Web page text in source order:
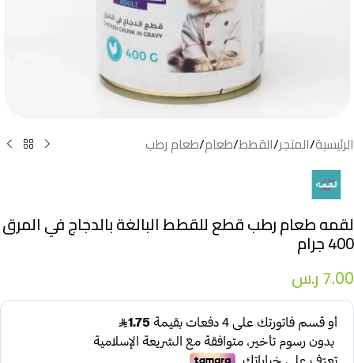
الرئيسية/المتجر/القطط/طعام/طعام رطب
لقمه طعام رطب قطع للقطط البالغة بالدجاج في المرق
400 جرام
7.00ر.س